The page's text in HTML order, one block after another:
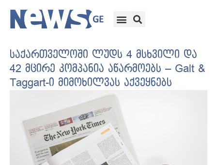
საქართველოში ლუდს 4 მსხვილი და
42 მცირე კომპანია აწარმოებს – Galt &
Taggart-ი მიმოხილვას აქვეყნებს